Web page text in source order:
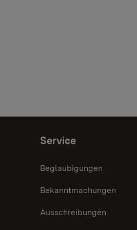
Service
Beglaubigungen
Bekanntmachungen
Ausschreibungen